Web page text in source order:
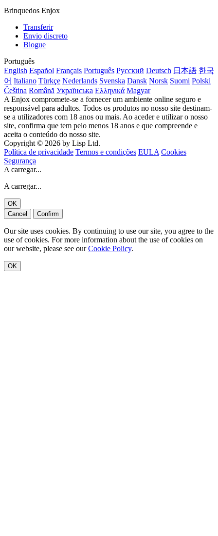
Brinquedos Enjox
Transferir
Envio discreto
Blogue
Português
English Español Français Português Русский Deutsch 日本語 한국
어 Italiano Türkçe Nederlands Svenska Dansk Norsk Suomi Polski
Čeština Română Українська Ελληνικά Magyar
A Enjox compromete-se a fornecer um ambiente online seguro e
responsável para adultos. Todos os produtos no nosso site destinam-
se a utilizadores com 18 anos ou mais. Ao aceder e utilizar o nosso
site, confirma que tem pelo menos 18 anos e que compreende e
aceita o conteúdo do nosso site.
Copyright © 2026 by Lisp Ltd.
Política de privacidade Termos e condições EULA Cookies
Segurança
A carregar...
A carregar...
OK
Cancel
Confirm
Our site uses cookies. By continuing to use our site, you agree to the
use of cookies. For more information about the use of cookies on
our website, please see ourCookie Policy.
OK